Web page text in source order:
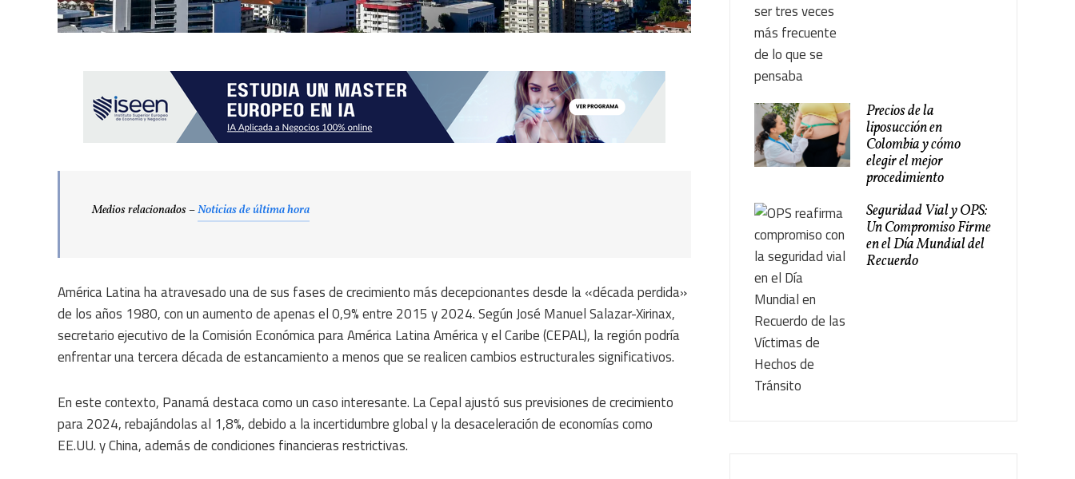
Medios relacionados –Noticias de última hora
América Latina ha atravesado una de sus fases de crecimiento más decepcionantes desde la «década perdida»
de los años 1980, con un aumento de apenas el 0,9% entre 2015 y 2024. Según José Manuel Salazar-Xirinax,
secretario ejecutivo de la Comisión Económica para América Latina América y el Caribe (CEPAL), la región podría
enfrentar una tercera década de estancamiento a menos que se realicen cambios estructurales significativos.
En este contexto, Panamá destaca como un caso interesante. La Cepal ajustó sus previsiones de crecimiento
para 2024, rebajándolas al 1,8%, debido a la incertidumbre global y la desaceleración de economías como
EE.UU. y China, además de condiciones financieras restrictivas.
Precios de la
liposucción en
Colombia y cómo
elegir el mejor
procedimiento
Seguridad Vial y OPS:
Un Compromiso Firme
en el Día Mundial del
Recuerdo